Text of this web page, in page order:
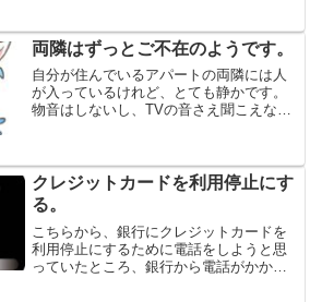
眠りました。何時間寝れば気が済むので
しょう。夜の１０時過ぎに...
両隣はずっとご不在のようです。
自分が住んでいるアパートの両隣には人
が入っているけれど、とても静かです。
物音はしないし、TVの音さえ聞こえな
ない。ドアを開けると、うちの部屋から
は、結露の水がドアか...
クレジットカードを利用停止にす
る。
こちらから、銀行にクレジットカードを
利用停止にするために電話をしようと思
っていたところ、銀行から電話がかかっ